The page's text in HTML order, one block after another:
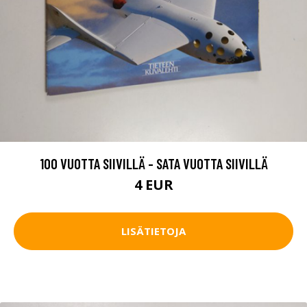
100 VUOTTA SIIVILLÄ - SATA VUOTTA SIIVILLÄ
4 EUR
LISÄTIETOJA